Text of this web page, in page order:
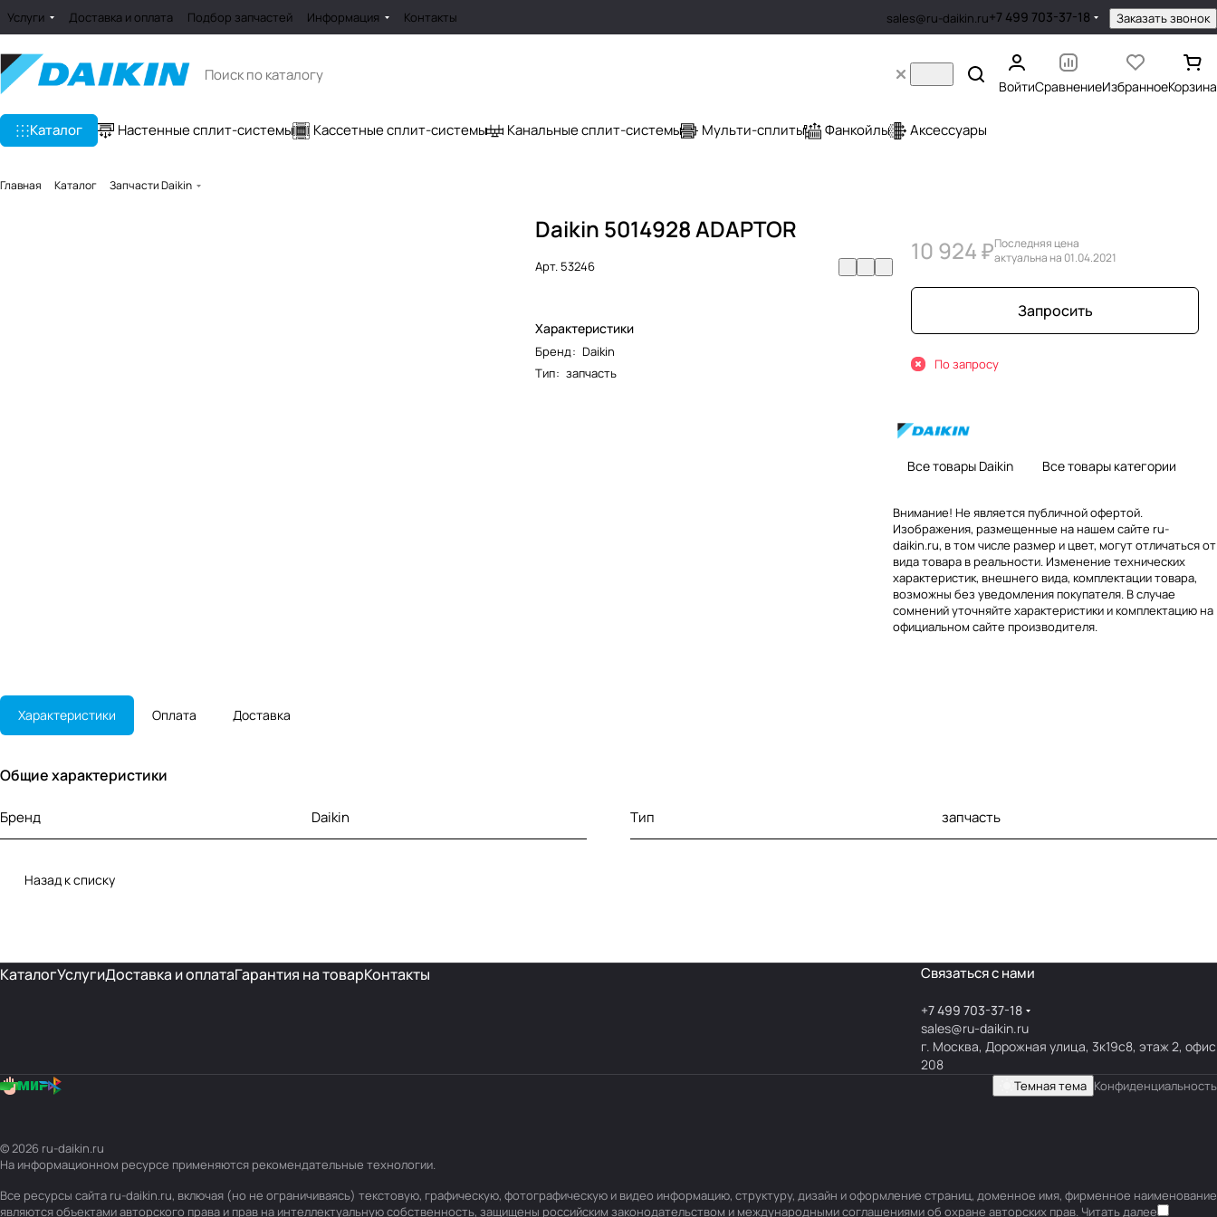
Услуги Доставка и оплата Подбор запчастей Информация Контакты sales@ru-daikin.ru+7 499 703-37-18 Заказать звонок
ВойтиСравнениеИзбранноеКорзина
Каталог Настенные сплит-системы Кассетные сплит-системы Канальные сплит-системы Мульти-сплиты Фанкойлы Аксессуары
Главная Каталог Запчасти Daikin
Daikin 5014928 ADAPTOR
Арт. 53246
Характеристики
Бренд: Daikin
Тип: запчасть
10 924 ₽Последняя цена
актуальна на 01.04.2021
Запросить
По запросу
Все товары Daikin Все товары категории
Внимание! Не является публичной офертой.
Изображения, размещенные на нашем сайте ru-
daikin.ru, в том числе размер и цвет, могут отличаться от
вида товара в реальности. Изменение технических
характеристик, внешнего вида, комплектации товара,
возможны без уведомления покупателя. В случае
сомнений уточняйте характеристики и комплектацию на
официальном сайте производителя.
Характеристики Оплата Доставка
Общие характеристики
Бренд Daikin Тип запчасть
Назад к списку
КаталогУслугиДоставка и оплатаГарантия на товарКонтакты Связаться с нами
+7 499 703-37-18
sales@ru-daikin.ru
г. Москва, Дорожная улица, 3к19с8, этаж 2, офис
208
Темная тема Конфиденциальность
© 2026 ru-daikin.ru
На информационном ресурсе применяются рекомендательные технологии.
Все ресурсы сайта ru-daikin.ru, включая (но не ограничиваясь) текстовую, графическую, фотографическую и видео информацию, структуру, дизайн и оформление страниц, доменное имя, фирменное наименование
являются объектами авторского права и прав на интеллектуальную собственность, защищены российским законодательством и международными соглашениями об охране авторских прав. Читать далее